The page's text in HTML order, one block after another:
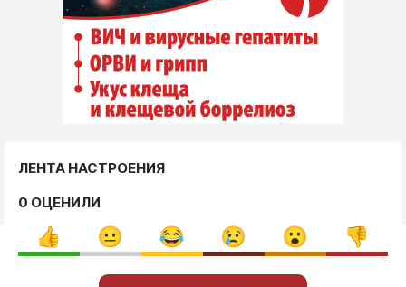
ЛЕНТА НАСТРОЕНИЯ
0 ОЦЕНИЛИ